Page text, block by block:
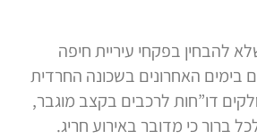
להבחין בפקחי עיריית חיפה
בימים האחרונים בשכונה החרדית
דו”חות לרכבים בקצב מוגבר,
ברור כי מדובר באירוע חריג.